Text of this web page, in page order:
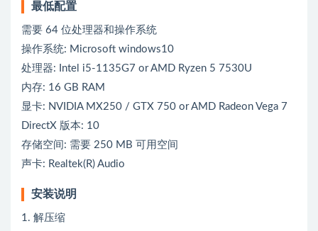
最低配置
需要 64 位处理器和操作系统
操作系统: Microsoft windows10
处理器: Intel i5-1135G7 or AMD Ryzen 5 7530U
内存: 16 GB RAM
显卡: NVIDIA MX250 / GTX 750 or AMD Radeon Vega 7
DirectX 版本: 10
存储空间: 需要 250 MB 可用空间
声卡: Realtek(R) Audio
安装说明
1. 解压缩